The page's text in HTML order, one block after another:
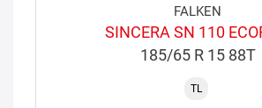
FALKEN
SINCERA SN 110
185/65 R 15 88T
TL